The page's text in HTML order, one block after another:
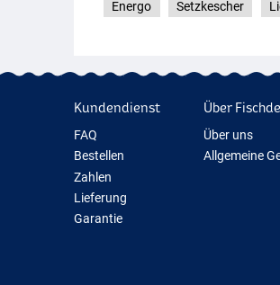
Energo Setzkescher
Kundendienst
FAQ
Bestellen
Zahlen
Lieferung
Garantie
Über
Über uns
Allgemeine